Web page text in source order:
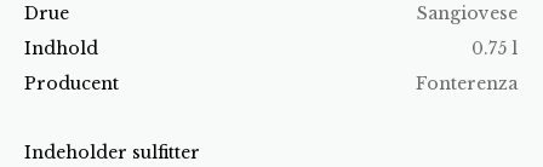
Drue
Sangiovese
Indhold
0.75 l
Producent
Fonterenza
Indeholder sulfitter